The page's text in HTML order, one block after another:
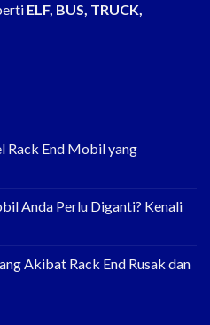
ELF, BUS, TRUCK,
Rack End Mobil yang
Anda Perlu Diganti? Kenali
Akibat Rack End Rusak dan